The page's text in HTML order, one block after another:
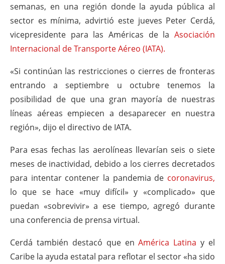
semanas, en una región donde la ayuda pública al
sector es mínima, advirtió este jueves Peter Cerdá,
vicepresidente para las Américas de la Asociación
Internacional de Transporte Aéreo (IATA).
«Si continúan las restricciones o cierres de fronteras
entrando a septiembre u octubre tenemos la
posibilidad de que una gran mayoría de nuestras
líneas aéreas empiecen a desaparecer en nuestra
región», dijo el directivo de IATA.
Para esas fechas las aerolíneas llevarían seis o siete
meses de inactividad, debido a los cierres decretados
para intentar contener la pandemia de coronavirus,
lo que se hace «muy difícil» y «complicado» que
puedan «sobrevivir» a ese tiempo, agregó durante
una conferencia de prensa virtual.
Cerdá también destacó que enAmérica Latina y el
Caribe la ayuda estatal para reflotar el sector «ha sido